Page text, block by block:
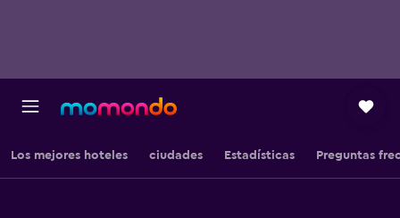
Los mejores hoteles ciudades Estadísticas Preguntas